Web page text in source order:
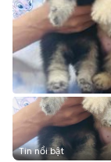
Tin nổi bật